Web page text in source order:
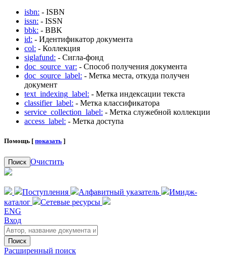
isbn: - ISBN
issn: - ISSN
bbk: - BBK
id: - Идентификатор документа
col: - Коллекция
siglafund: - Сигла-фонд
doc_source_var: - Способ получения документа
doc_source_label: - Метка места, откуда получен
документ
text_indexing_label: - Метка индексации текста
classifier_label: - Метка классификатора
service_collection_label: - Метка служебной коллекции
access_label: - Метка доступа
Помощь [ показать ]
Поиск Очистить
Поступления Алфавитный указатель
Имидж-
каталог
Сетевые ресурсы
ENG
Вход
Поиск
Расширенный поиск